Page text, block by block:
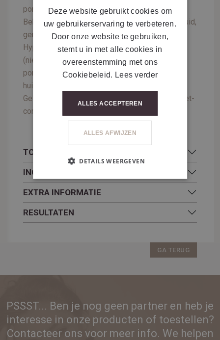
poriën en vernieuwt de huidstructuur.
Behandeling voor de acne-gevoelige en vette huid,
gericht op preventie.
Hyperkeratose, hyperseborroe: glimmende huid
(niet enkel op de T-zone), zichtbare en verwijde
poriën, onregelmatige huidstructuur en verdikte
huid, neiging tot acne en imperfecties.
Geltextuur met snelle absorptie, geen residu, niet-
comedogeen.
TOEPASSING
INGREDIËNTEN
EXTRA INFORMATIE
RESULTATEN
GA TERUG
PSSST... Ben je nog geen partner en heb je
interesse in onze producten of toestellen?
Contacteer ons voor meer info. We helpen
Deze website gebruikt cookies om
uw gebruikerservaring te verbeteren.
Door onze website te gebruiken,
stemt u in met alle cookies in
overeenstemming met ons
Cookiebeleid. Lees verder
ALLES ACCEPTEREN
ALLES AFWIJZEN
DETAILS WEERGEVEN